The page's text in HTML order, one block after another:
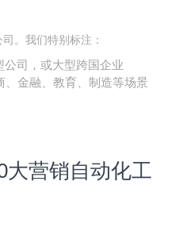
。我们特别标注：
司，或大型跨国企业
、金融、教育、制造等场景
大营销自动化工